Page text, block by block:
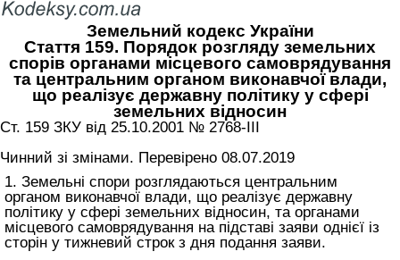
Земельний кодекс України
Стаття 159. Порядок розгляду земельних
спорів органами місцевого самоврядування
та центральним органом виконавчої влади,
що реалізує державну політику у сфері
земельних відносин
Ст. 159 ЗКУ від 25.10.2001 № 2768-III
Чинний зі змінами. Перевірено 08.07.2019
1. Земельні спори розглядаються центральним
органом виконавчої влади, що реалізує державну
політику у сфері земельних відносин, та органами
місцевого самоврядування на підставі заяви однієї із
сторін у тижневий строк з дня подання заяви.